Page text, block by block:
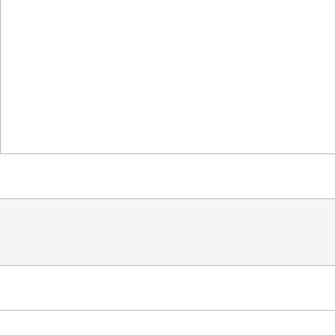
постобработки
решений, что делает его